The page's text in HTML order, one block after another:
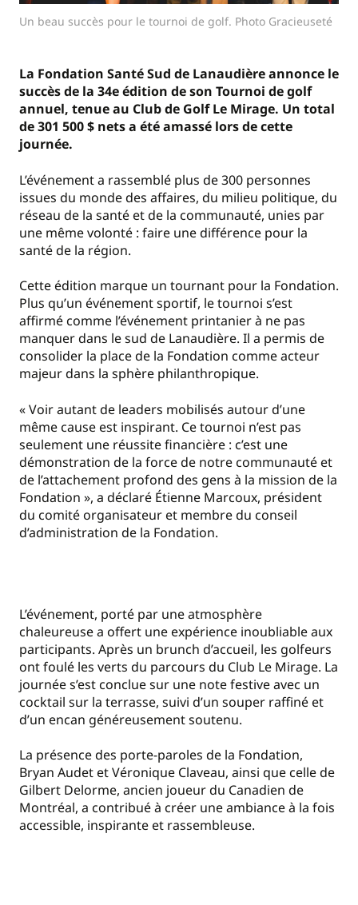
Un beau succès pour le tournoi de golf. Photo Gracieuseté
La Fondation Santé Sud de Lanaudière annonce le
succès de la 34e édition de son Tournoi de golf
annuel, tenue au Club de Golf Le Mirage. Un total
de 301 500 $ nets a été amassé lors de cette
journée.
L’événement a rassemblé plus de 300 personnes
issues du monde des affaires, du milieu politique, du
réseau de la santé et de la communauté, unies par
une même volonté : faire une différence pour la
santé de la région.
Cette édition marque un tournant pour la Fondation.
Plus qu’un événement sportif, le tournoi s’est
affirmé comme l’événement printanier à ne pas
manquer dans le sud de Lanaudière. Il a permis de
consolider la place de la Fondation comme acteur
majeur dans la sphère philanthropique.
« Voir autant de leaders mobilisés autour d’une
même cause est inspirant. Ce tournoi n’est pas
seulement une réussite financière : c’est une
démonstration de la force de notre communauté et
de l’attachement profond des gens à la mission de la
Fondation », a déclaré Étienne Marcoux, président
du comité organisateur et membre du conseil
d’administration de la Fondation.
L’événement, porté par une atmosphère
chaleureuse a offert une expérience inoubliable aux
participants. Après un brunch d’accueil, les golfeurs
ont foulé les verts du parcours du Club Le Mirage. La
journée s’est conclue sur une note festive avec un
cocktail sur la terrasse, suivi d’un souper raffiné et
d’un encan généreusement soutenu.
La présence des porte-paroles de la Fondation,
Bryan Audet et Véronique Claveau, ainsi que celle de
Gilbert Delorme, ancien joueur du Canadien de
Montréal, a contribué à créer une ambiance à la fois
accessible, inspirante et rassembleuse.